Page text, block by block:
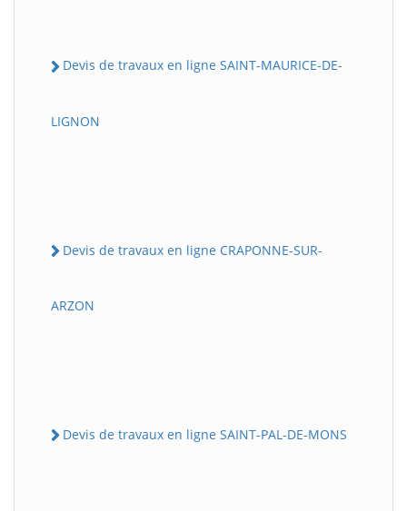
Devis de travaux en ligne SAINT-MAURICE-DE-
LIGNON
Devis de travaux en ligne CRAPONNE-SUR-
ARZON
Devis de travaux en ligne SAINT-PAL-DE-MONS